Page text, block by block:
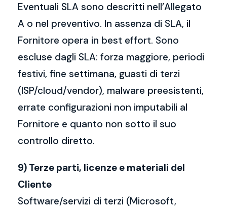
Eventuali SLA sono descritti nell’Allegato
A o nel preventivo. In assenza di SLA, il
Fornitore opera in best effort. Sono
escluse dagli SLA: forza maggiore, periodi
festivi, fine settimana, guasti di terzi
(ISP/cloud/vendor), malware preesistenti,
errate configurazioni non imputabili al
Fornitore e quanto non sotto il suo
controllo diretto.
9) Terze parti, licenze e materiali del
Cliente
Software/servizi di terzi (Microsoft,